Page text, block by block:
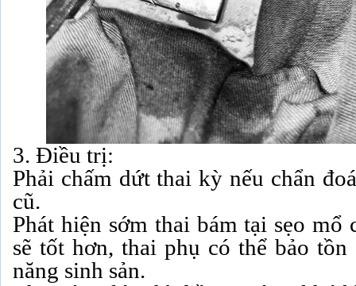
3. Điều trị:
Phải chấm dứt thai kỳ nếu chẩn
cũ.
Phát hiện sớm thai bám tại sẹo
sẽ tốt hơn, thai phụ có thể bảo
năng sinh sản.